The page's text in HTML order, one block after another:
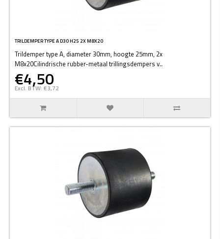
TRILDEMPER TYPE A D30 H25 2X M8X20
Trildemper type A, diameter 30mm, hoogte 25mm, 2x
M8x20Cilindrische rubber-metaal trillingsdempers v..
€4,50
Excl. BTW: €3,72